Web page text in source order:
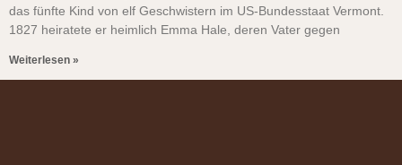
das fünfte Kind von elf Geschwistern im US-Bundesstaat Vermont.
1827 heiratete er heimlich Emma Hale, deren Vater gegen
Weiterlesen »